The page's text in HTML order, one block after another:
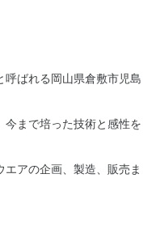
呼ばれる岡山県倉敷市児島
今まで培った技術と感性を
アの企画、製造、販売ま